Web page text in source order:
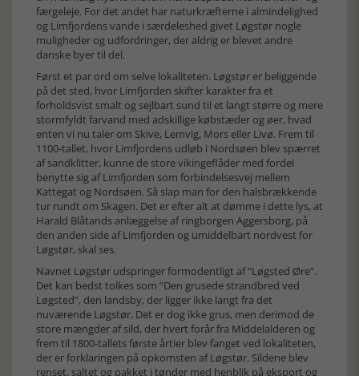
færgeleje. For det andet har naturkræfterne i almindelighed
og Limfjordens vande i særdeleshed givet Løgstør nogle
muligheder og udfordringer, der aldrig er blevet andre
danske byer til del.
Først et par ord om selve lokaliteten. Løgstør er beliggende
på det sted, hvor Limfjorden skifter karakter fra et
forholdsvist smalt og sejlbart sund til et langt større og mere
stormfyldt farvand med adskillige købstæder og øer, hvad
enten vi nu taler om Skive, Lemvig, Mors eller Livø. Frem til
1100-tallet, hvor Limfjordens udløb i Nordsøen blev spærret
af sandklitter, kunne de store vikingeflåder med fordel
benytte sig af Limfjorden som forbindelsesvej mellem
Kattegat og Nordsøen. Så slap man for den halsbrækkende
tur rundt om Skagen. Det er efter alt at dømme i dette lys, at
Harald Blåtands anlæggelse af ringborgen Aggersborg, på
den anden side af Limfjorden og umiddelbart nordvest for
Løgstør, skal ses.
Navnet Løgstør udspringer formodentligt af ”Løgsted Øre”.
Det kan bedst tolkes som ”Den grusede strandbred ved
Løgsted”, den landsby, der ligger ikke langt fra det
nuværende Løgstør. Det er dog ikke grus, men derimod de
store mængder af sild, der hvert forår fra Middelalderen og
frem til 1800-tallets første årtier blev fanget ved lokaliteten,
der er forklaringen på opkomsten af Løgstør. Sildene blev
renset, saltet og pakket i tønder med henblik på eksport og